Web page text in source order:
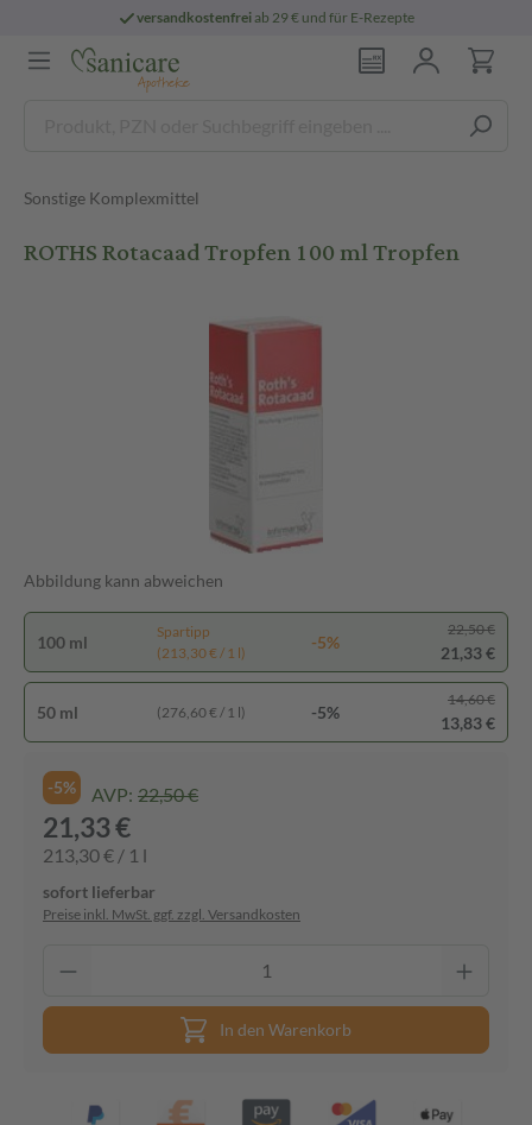
versandkostenfreiab 29 € und für E-Rezepte
Sonstige Komplexmittel
ROTHS Rotacaad Tropfen 100 ml Tropfen
Abbildung kann abweichen
100 ml
Spartipp
(213,30 € / 1 l)
-5%
22,50 €
21,33 €
50 ml (276,60 € / 1 l) -5%
14,60 €
13,83 €
-5% AVP: 22,50 €
21,33 €
213,30 € / 1 l
sofort lieferbar
Preise inkl. MwSt. ggf. zzgl. Versandkosten
In den Warenkorb